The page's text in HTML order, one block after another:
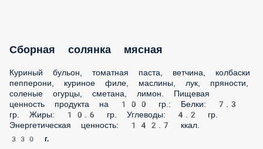
пепперони, куриное филе, маслины, лук, пряности,
соленые огурцы, сметана, лимон. Пищевая ценность
продукта на 100 гр.: Белки: 7.3 гр. Жиры: 10.6 гр. Углеводы:
4.2 гр. Энергетическая ценность: 142.7 ккал.
330 г.
540 ₽